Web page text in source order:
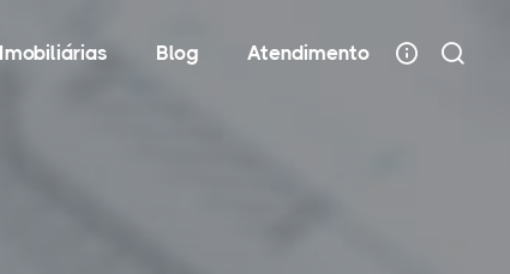
Blog Atendimento